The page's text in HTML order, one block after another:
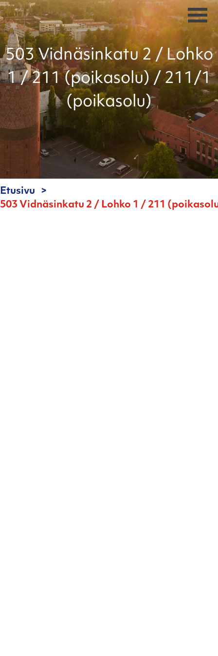
503 Vidnäsinkatu 2 / Lohko
1 / 211 (poikasolu) / 211/1
(poikasolu)
Etusivu
503 Vidnäsinkatu 2 / Lohko 1 / 211